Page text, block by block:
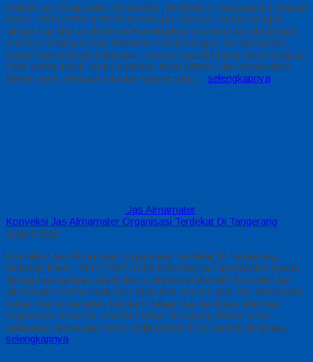
Pabrik Jas Almamater Universitas Terdekat Di Tangerang Hubungi
Kami : 0812-2282-1060 Konveksi jas kampus murah dengan
jahitan rapi dan profesional Menetapkan konveksi jas almamater
murah sebaiknya tidak dilakukan sembarangan Jas almamater
bukan hanya busana kampus, namun juga lambang resmi institusi
Oleh sebab itulah, mutu material, detail jahitan, dan kecocokan
desain perlu menjadi prioritas utama Saat… selengkapnya
Jas Almamater
Konveksi Jas Almamater Organisasi Terdekat Di Tangerang
4 April 2026
Konveksi Jas Almamater Organisasi Terdekat Di Tangerang
Hubungi Kami : 0812-2282-1060 Konveksi jas almamater murah
dengan pengerjaan detail dan profesional Memilih konveksi jas
almamater murah tidak bisa dilakukan secara asal Jas almamater
bukan hanya seragam kampus, tetapi juga lambang identitas
organisasi Untuk itu, standar bahan, kerapian jahitan, serta
ketepatan rancangan harus didahulukan Kini, banyak lembaga…
selengkapnya